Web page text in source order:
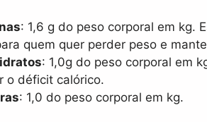
: 1,6 g do peso corporal em kg.
quem quer perder peso e
: 1,0g do peso corporal em
o déficit calórico.
: 1,0 do peso corporal em kg.